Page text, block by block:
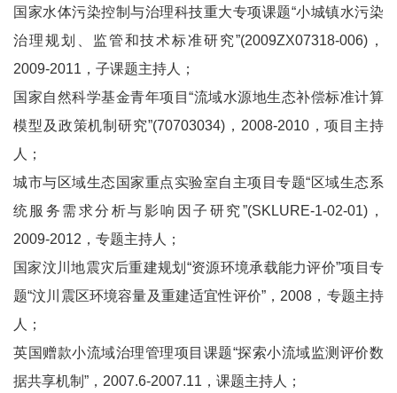
国家水体污染控制与治理科技重大专项课题“小城镇水污染
治理规划、监管和技术标准研究”(2009ZX07318-006)，
2009-2011，子课题主持人；
国家自然科学基金青年项目“流域水源地生态补偿标准计算
模型及政策机制研究”(70703034)，2008-2010，项目主持
人；
城市与区域生态国家重点实验室自主项目专题“区域生态系
统服务需求分析与影响因子研究”(SKLURE-1-02-01)，
2009-2012，专题主持人；
国家汶川地震灾后重建规划“资源环境承载能力评价”项目专
题“汶川震区环境容量及重建适宜性评价”，2008，专题主持
人；
英国赠款小流域治理管理项目课题“探索小流域监测评价数
据共享机制”，2007.6-2007.11，课题主持人；